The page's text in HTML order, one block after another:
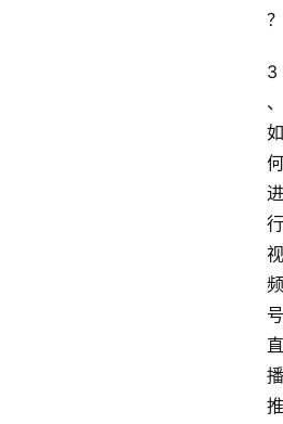
？
3
、
如
何
进
行
视
频
号
直
播
推